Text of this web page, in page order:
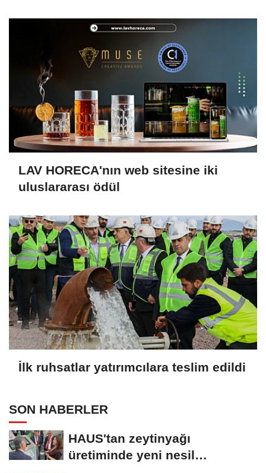
LAV HORECA'nın web sitesine iki
uluslararası ödül
İlk ruhsatlar yatırımcılara teslim edildi
SON HABERLER
HAUS'tan zeytinyağı
üretiminde yeni nesil